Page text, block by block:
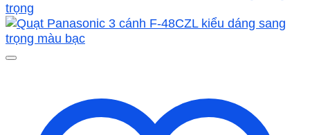
567,850₫.